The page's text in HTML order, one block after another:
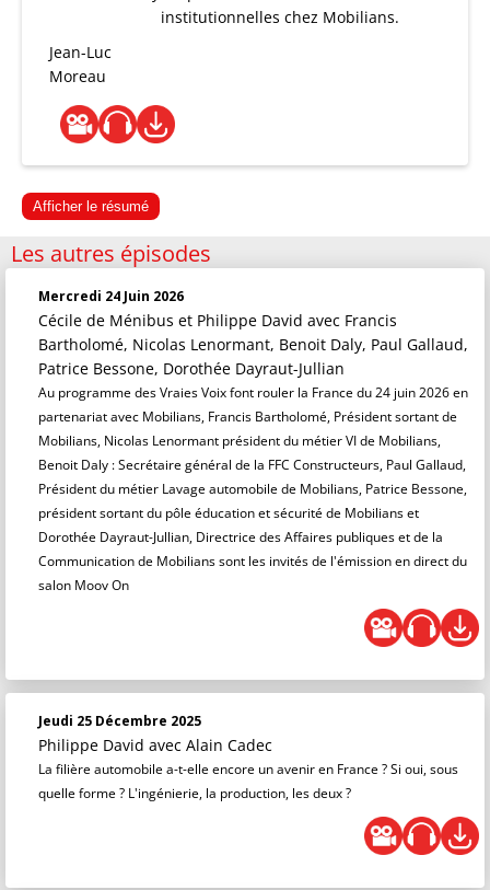
institutionnelles chez Mobilians.
Jean-Luc
Moreau
Afficher le résumé
Les autres épisodes
Mercredi 24 Juin 2026
Cécile de Ménibus et Philippe David avec Francis
Bartholomé, Nicolas Lenormant, Benoit Daly, Paul Gallaud,
Patrice Bessone, Dorothée Dayraut-Jullian
Au programme des Vraies Voix font rouler la France du 24 juin 2026 en
partenariat avec Mobilians, Francis Bartholomé, Président sortant de
Mobilians, Nicolas Lenormant président du métier VI de Mobilians,
Benoit Daly : Secrétaire général de la FFC Constructeurs, Paul Gallaud,
Président du métier Lavage automobile de Mobilians, Patrice Bessone,
président sortant du pôle éducation et sécurité de Mobilians et
Dorothée Dayraut-Jullian, Directrice des Affaires publiques et de la
Communication de Mobilians sont les invités de l'émission en direct du
salon Moov On
Jeudi 25 Décembre 2025
Philippe David avec Alain Cadec
La filière automobile a-t-elle encore un avenir en France ? Si oui, sous
quelle forme ? L'ingénierie, la production, les deux ?